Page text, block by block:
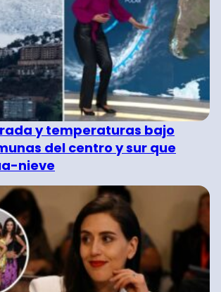
y temperaturas bajo
del centro y sur que
nieve